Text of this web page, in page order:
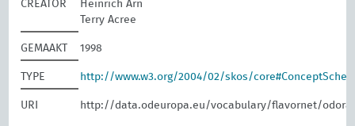
CREATOR
Heinrich Arn
Terry Acree
GEMAAKT 1998
TYPE http://www.w3.org/2004/02/skos/
URI http://data.odeuropa.eu/vocabulary/flavornet/